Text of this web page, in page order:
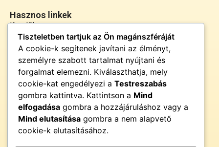
Hasznos linkek
Kezdőlap
Rólunk
Szolgáltatások
Kapcsolat
Kapcsolat
info@fenyor.hu
+36 30 000 0000
Magyarország
Tiszteletben tartjuk az Ön magánszféráját
A cookie-k segítenek javítani az élményt,
személyre szabott tartalmat nyújtani és
forgalmat elemezni. Kiválaszthatja, mely
cookie-kat engedélyezi a Testreszabás
gombra kattintva. Kattintson a Mind
elfogadása gombra a hozzájáruláshoz vagy a
Mind elutasítása gombra a nem alapvető
cookie-k elutasításához.